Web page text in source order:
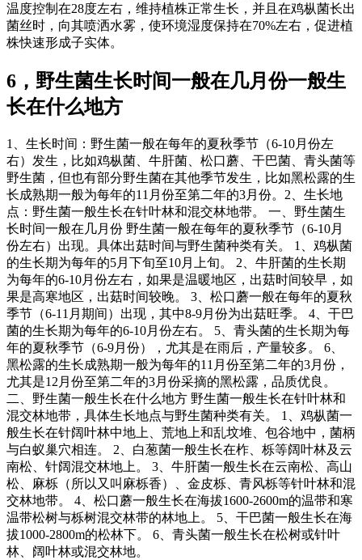
温度控制在28度左右，维持植株正常生长，并且在鸡枞菌长出
菌丝时，向其喷洒水雾，使环境湿度保持在70%左右，促进植
株快速形成子实体。
6，野生菌生长时间一般在几月份一般生
长在什么地方
1、生长时间：野生菌一般在每年的夏秋季节（6-10月份左
右）发生，比如鸡枞菌、牛肝菌、松口蘑、干巴菌、青头菌等
野生菌，但也有部分野生菌在其他季节发生，比如黑松露的生
长成熟期一般为每年的11月份至第二年的3月份。2、生长地
点：野生菌一般生长在针叶林和混交林地带。 一、野生菌生
长时间一般在几月份 野生菌一般在每年的夏秋季节（6-10月
份左右）出现。具体出菇时间与野生菌种类有关。 1、鸡枞菌
的生长期为每年的5月下旬至10月上旬。 2、牛肝菌的生长期
为每年的6-10月份左右，如果是温暖地区，出菇时间较早，如
果是高寒地区，出菇时间较晚。 3、松口蘑一般在每年的夏秋
季节（6-11月期间）出现，其中8-9月份为出菇旺季。 4、干巴
菌的生长期为每年的6-10月份左右。 5、青头菌的生长期为每
年的夏秋季节（6-9月份），尤其是在雨后，产量较多。 6、
黑松露的生长成熟期一般为每年的11月份至第二年的3月份，
尤其是12月份至第二年的3月份采摘的黑松露，品质优良。
二、野生菌一般生长在什么地方 野生菌一般生长在针叶林和
混交林地带，具体生长地点与野生菌种类有关。 1、鸡枞菌一
般生长在针阔叶林中地上、荒地上和乱坟堆、包谷地中，菌柄
与白蚁巢穴相连。 2、白葱菌一般生长在柞、栎等阔叶林及云
南松、针阔混交林地上。 3、牛肝菌一般生长在云南松、高山
松、麻栎（所以又叫麻栎香）、金皮栎、青风栎等针叶林和混
交林地带。 4、松口蘑一般生长在海拔1600-2600m的温带和寒
温带松树与栎树混交林带的林地上。 5、干巴菌一般生长在海
拔1000-2800m的松林下。 6、青头菌一般生长在松树或针叶
林、阔叶林或混交林地。